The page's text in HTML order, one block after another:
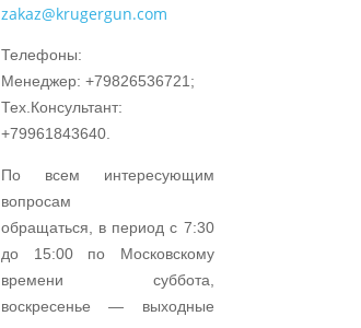
zakaz@krugergun.com
Телефоны:
Менеджер: +79826536721;
Тех.Консультант:
+79961843640.
По всем интересующим
вопросам
обращаться, в период с 7:30
до 15:00 по Московскому
времени суббота,
воскресенье — выходные